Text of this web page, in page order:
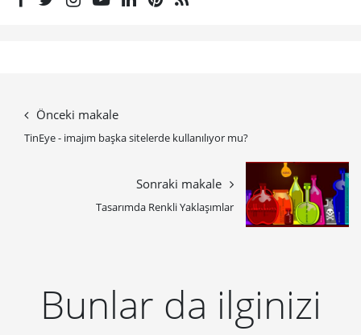
Önceki makale
TinEye - imajım başka sitelerde kullanılıyor mu?
Sonraki makale
Tasarımda Renkli Yaklaşımlar
Bunlar da ilginizi